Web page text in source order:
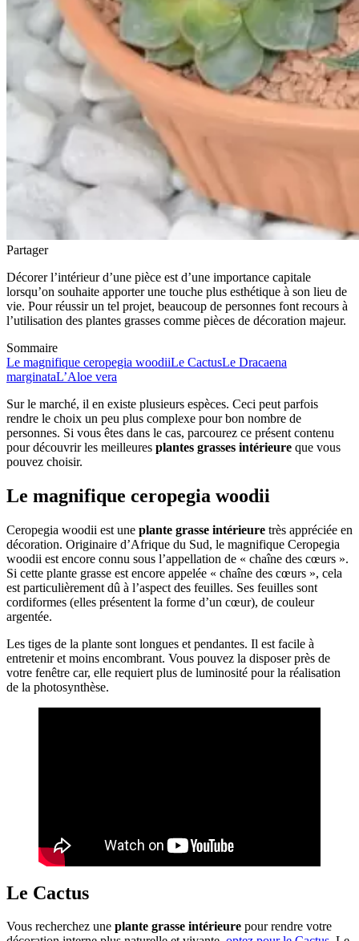
Partager
Décorer l’intérieur d’une pièce est d’une importance capitale
lorsqu’on souhaite apporter une touche plus esthétique à son lieu de
vie. Pour réussir un tel projet, beaucoup de personnes font recours à
l’utilisation des plantes grasses comme pièces de décoration majeur.
Sommaire
Le magnifique ceropegia woodiiLe CactusLe Dracaena
marginataL’Aloe vera
Sur le marché, il en existe plusieurs espèces. Ceci peut parfois
rendre le choix un peu plus complexe pour bon nombre de
personnes. Si vous êtes dans le cas, parcourez ce présent contenu
pour découvrir les meilleures plantes grasses intérieure que vous
pouvez choisir.
Le magnifique ceropegia woodii
Ceropegia woodii est une plante grasse intérieure très appréciée en
décoration. Originaire d’Afrique du Sud, le magnifique Ceropegia
woodii est encore connu sous l’appellation de « chaîne des cœurs ».
Si cette plante grasse est encore appelée « chaîne des cœurs », cela
est particulièrement dû à l’aspect des feuilles. Ses feuilles sont
cordiformes (elles présentent la forme d’un cœur), de couleur
argentée.
Les tiges de la plante sont longues et pendantes. Il est facile à
entretenir et moins encombrant. Vous pouvez la disposer près de
votre fenêtre car, elle requiert plus de luminosité pour la réalisation
de la photosynthèse.
Le Cactus
Vous recherchez une plante grasse intérieure pour rendre votre